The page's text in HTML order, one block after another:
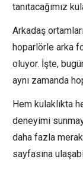
tanıtacağımız
Arkadaş
hoparlörle arka
oluyor. İşte,
aynı zamanda
Hem kulaklıkta
deneyimi
daha fazla
sayfasına